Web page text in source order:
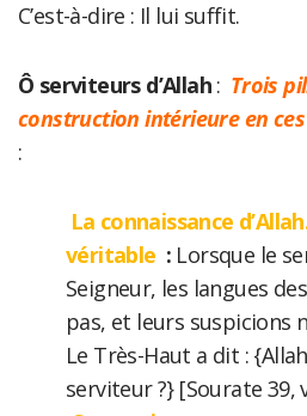
C’est-à-dire : Il lui suffit.
Ô serviteurs d’Allah : Trois
construction intérieure en
:
La connaissance
véritable : Lorsque le
Seigneur, les langues
pas, et leurs suspicions
Le Très-Haut a dit :
serviteur ?} [Sourate 39,